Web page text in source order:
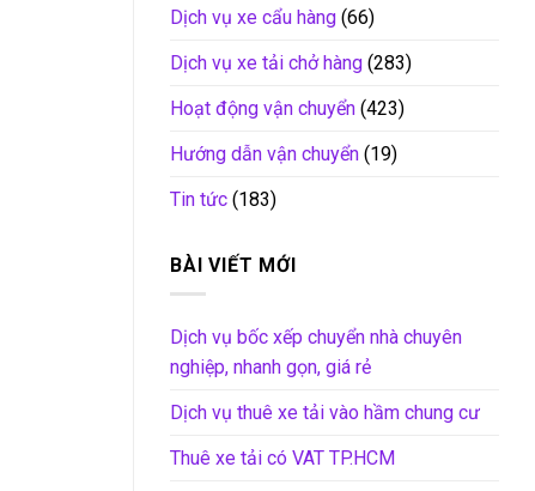
Dịch vụ xe cẩu hàng (66)
Dịch vụ xe tải chở hàng (283)
Hoạt động vận chuyển (423)
Hướng dẫn vận chuyển (19)
Tin tức (183)
BÀI VIẾT MỚI
Dịch vụ bốc xếp chuyển nhà chuyên
nghiệp, nhanh gọn, giá rẻ
Dịch vụ thuê xe tải vào hầm chung cư
Thuê xe tải có VAT TP.HCM